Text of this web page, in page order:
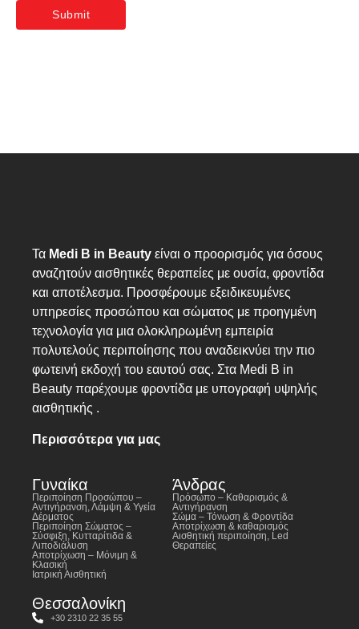
Τα Medi B in Beauty είναι ο προορισμός για όσους
αναζητούν αισθητικές θεραπείες με ουσία, φροντίδα
και αποτέλεσμα. Προσφέρουμε εξειδικευμένες
υπηρεσίες προσώπου και σώματος με προηγμένη
τεχνολογία για μια ολοκληρωμένη εμπειρία
πολυτελούς περιποίησης που αναδεικνύει την πιο
φωτεινή εκδοχή του εαυτού σας. Στα Medi B in
Beauty παρέχουμε φροντίδα με υπογραφή υψηλής
αισθητικής .
Περισσότερα για μας
Γυναίκα
Περιποίηση Προσώπου –
Αντιγήρανση, Λάμψη & Υγεία
Δέρματος
Περιποίηση Σώματος –
Σύσφιξη, Κυτταρίτιδα &
Λιποδιάλυση
Αποτρίχωση – Μόνιμη &
Κλασική
Ιατρική Αισθητική
Άνδρας
Πρόσωπο – Καθαρισμός &
Αντιγήρανση
Σώμα – Τόνωση & Φροντίδα
Αποτρίχωση & καθαρισμός
Αισθητική περιποίηση, Led
Θεραπείες
Θεσσαλονίκη
+30 2310 22 35 55